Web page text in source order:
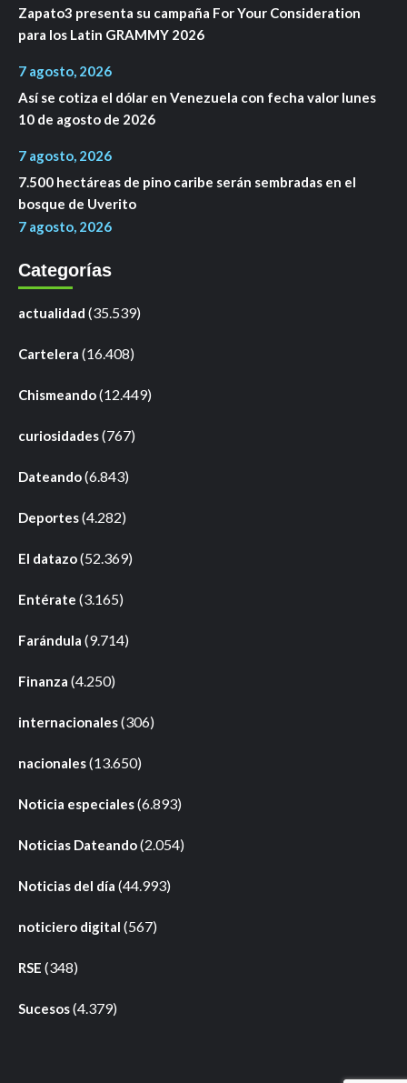
Zapato3 presenta su campaña For Your Consideration
para los Latin GRAMMY 2026
7 agosto, 2026
Así se cotiza el dólar en Venezuela con fecha valor lunes
10 de agosto de 2026
7 agosto, 2026
7.500 hectáreas de pino caribe serán sembradas en el
bosque de Uverito
7 agosto, 2026
Categorías
actualidad (35.539)
Cartelera (16.408)
Chismeando(12.449)
curiosidades(767)
Dateando(6.843)
Deportes(4.282)
El datazo(52.369)
Entérate (3.165)
Farándula (9.714)
Finanza (4.250)
internacionales(306)
nacionales(13.650)
Noticia especiales(6.893)
Noticias Dateando(2.054)
Noticias del día (44.993)
noticiero digital (567)
RSE (348)
Sucesos(4.379)